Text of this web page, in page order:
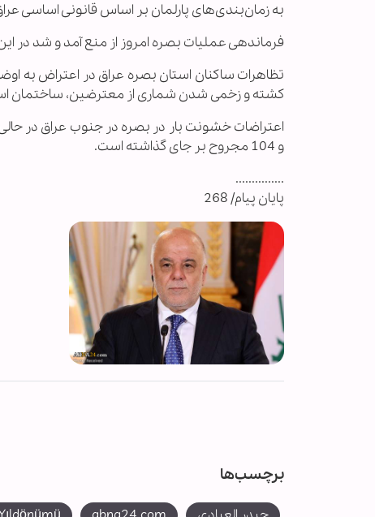
به زمان‌بندی‌های پارلمان بر اساس قانونی اساسی
فرماندهی عملیات بصره امروز از منع آمد و شد در این
تظاهرات ساکنان استان بصره عراق در اعتراض به
کشته و زخمی شدن شماری از معترضین، ساختمان
و 104 مجروح بر جای گذاشته است.
...............
پایان پیام/ 268
برچسب‌ها